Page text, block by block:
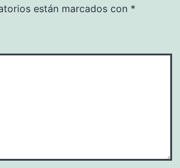
están marcados con *